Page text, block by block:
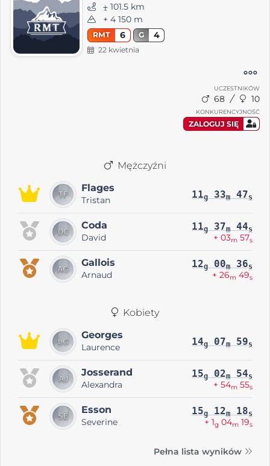
⨦ 101.5 km
+ 4 150 m
RMT 6 G 4
22 kwietnia
UCZESTNIKÓW
68 10
KONKURENCYJNOŚĆ
ZALOGUJ SIĘ
Mężczyźni
Flages
Tristan 11g 33m 47s
Coda
David
11g 37m 44s
+ 03m 57s
Gallois
Arnaud
12g 00m 36s
+ 26m 49s
Kobiety
Georges
Laurence 14g 07m 59s
Josserand
Alexandra
15g 02m 54s
+ 54m 55s
Esson
Severine
15g 12m 18s
+ 1g 04m 19s
Pełna lista wyników